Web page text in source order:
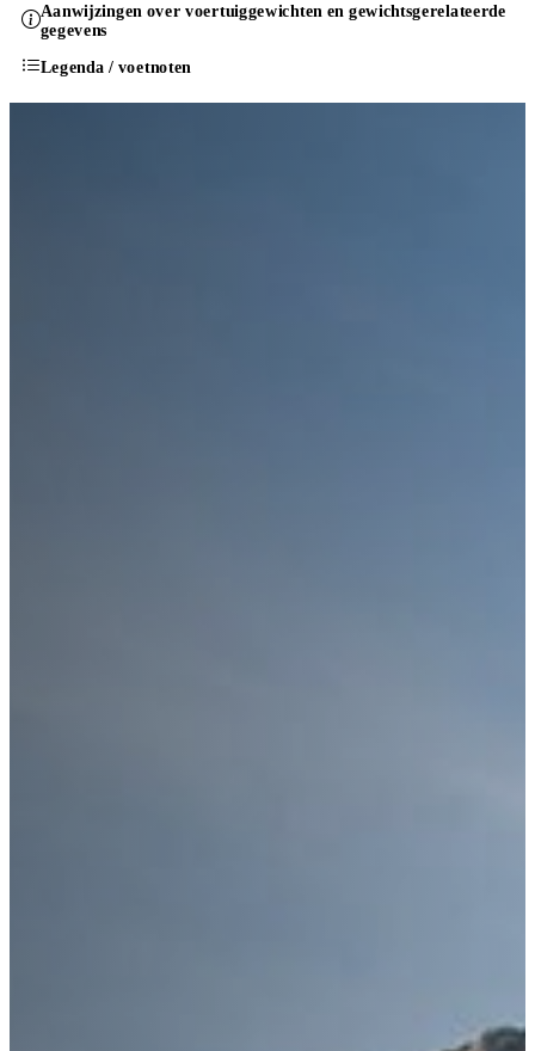
Aanwijzingen over voertuiggewichten en gewichtsgerelateerde
gegevens
Legenda / voetnoten